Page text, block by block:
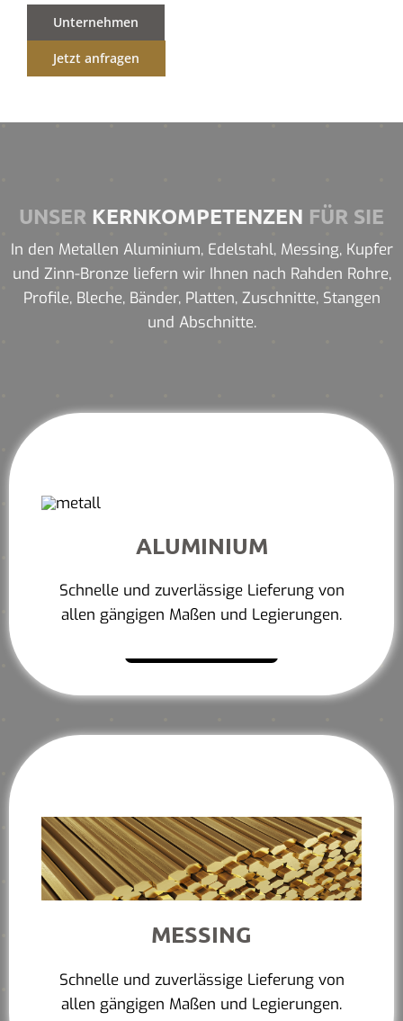
Unternehmen
Jetzt anfragen
UNSER KERNKOMPETENZEN FÜR SIE
In den Metallen Aluminium, Edelstahl, Messing, Kupfer
und Zinn-Bronze liefern wir Ihnen nach Rahden Rohre,
Profile, Bleche, Bänder, Platten, Zuschnitte, Stangen
und Abschnitte.
ALUMINIUM
Schnelle und zuverlässige Lieferung von
allen gängigen Maßen und Legierungen.
MESSING
Schnelle und zuverlässige Lieferung von
allen gängigen Maßen und Legierungen.